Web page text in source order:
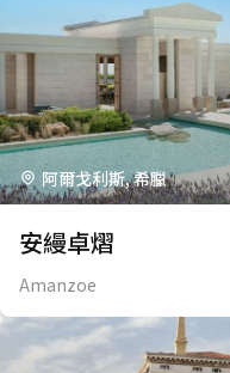
阿爾戈利斯, 希臘
安縵卓熠
Amanzoe